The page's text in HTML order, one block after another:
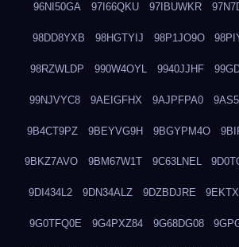
96NI50GA 97I66QKU 97IBUWKR
98DD8YXB 98HGTYIJ 98P1JO9O
98RZWLDP 990W4OYL 9940JJHF
99NJVYC8 9AEIGFHX 9AJPFPA0
9B4CT9PZ 9BEYVG9H 9BGYPM4O
9BKZ7AVO 9BM67W1T 9C63LNEL
9DI434L2 9DN34ALZ 9DZBDJRE
9G0TFQ0E 9G4PXZ84 9G68DG08